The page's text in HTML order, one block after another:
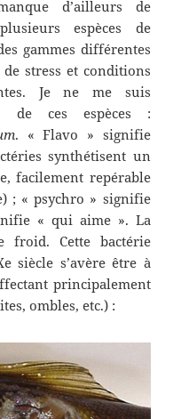
d’ailleurs de
espèces de
gammes différentes
stress et conditions
Je ne me suis
de ces espèces :
. « Flavo » signifie
synthétisent un
facilement repérable
; « psychro » signifie
« qui aime ». La
froid. Cette bactérie
siècle s’avère être à
principalement
ombles, etc.) :